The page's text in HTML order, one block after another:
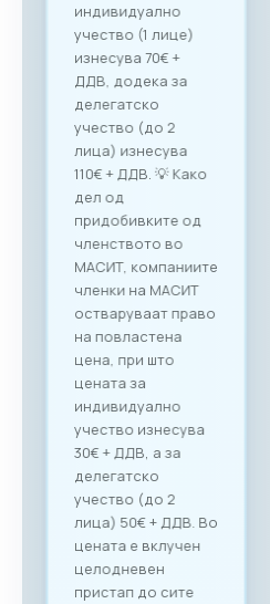
индивидуално
учество (1 лице)
изнесува 70€ +
ДДВ, додека за
делегатско
учество (до 2
лица) изнесува
110€ + ДДВ. 💡 Како
дел од
придобивките од
членството во
МАСИТ, компаниите
членки на МАСИТ
остваруваат право
на повластена
цена, при што
цената за
индивидуално
учество изнесува
30€ + ДДВ, а за
делегатско
учество (до 2
лица) 50€ + ДДВ. Во
цената е вклучен
целодневен
пристап до сите